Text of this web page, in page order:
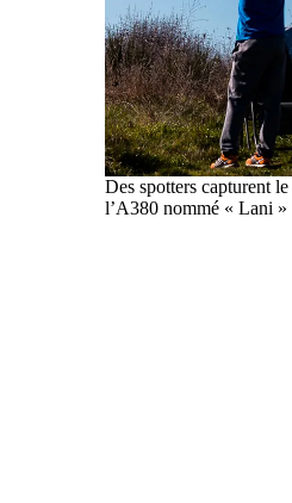
Des spotters capturent le
l’A380 nommé « Lani »